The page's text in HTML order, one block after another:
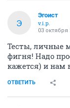
Э
Эгоист
v.i.p.
03 октября
Тесты, личные
фигня! Надо
кажется) и нам
ОТВЕТИТЬ